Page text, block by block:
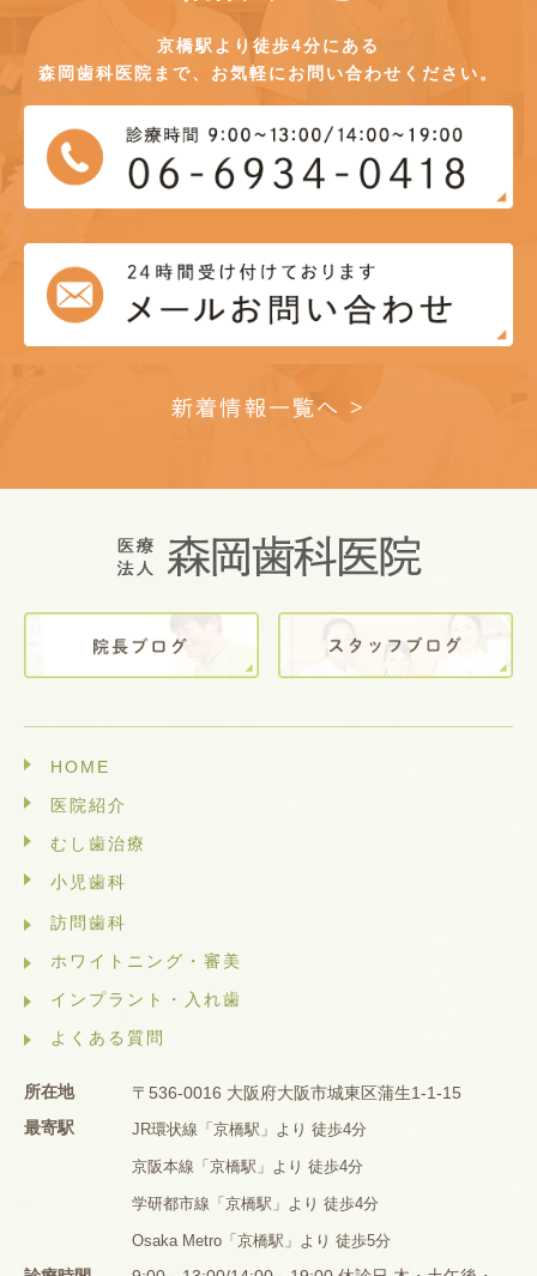
京橋駅より徒歩4分にある
森岡歯科医院まで、お気軽にお問い合わせください。
新着情報一覧へ >
HOME
医院紹介
むし歯治療
小児歯科
訪問歯科
ホワイトニング・審美
インプラント・入れ歯
よくある質問
所在地
〒536-0016 大阪府大阪市城東区蒲生1-1-15
最寄駅
JR環状線「京橋駅」より 徒歩4分
京阪本線「京橋駅」より 徒歩4分
学研都市線「京橋駅」より 徒歩4分
Osaka Metro「京橋駅」より 徒歩5分